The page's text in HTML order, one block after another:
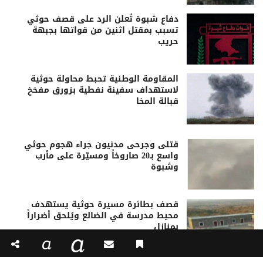
دفاع شبوة تُعلن الرد على قصف حوثي
تسبب بمقتل اثنين من قواتها بجبهة
حريب
المقاومة الوطنية تحبط محاولة حوثية
لاستهداف سفينة نفطية بزورق مفخخ
قبالة المخا
قتلى وجرحى مدنيون جراء هجوم حوثي
واسع بـ20 صاروخاً ومسيّرة على مأرب
وشبوة
قصف بطائرة مسيرة حوثية يستهدف
محيط مدرسة في الضالع ويُلحق أضراراً
بمنازل
a a